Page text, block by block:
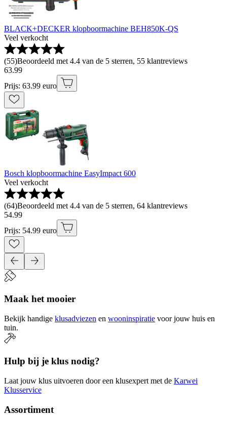
BLACK+DECKER klopboormachine BEH850K-QS
Veel verkocht
(55)Beoordeeld met 4.4 van de 5 sterren, 55 klantreviews
63.99
Prijs: 63.99 euro
Bosch klopboormachine EasyImpact 600
Veel verkocht
(64)Beoordeeld met 4.4 van de 5 sterren, 64 klantreviews
54.99
Prijs: 54.99 euro
Maak het mooier
Bekijk handige klusadviezen en wooninspiratie voor jouw huis en
tuin.
Hulp bij je klus nodig?
Laat jouw klus uitvoeren door een klusexpert met de Karwei
Klusservice
Assortiment